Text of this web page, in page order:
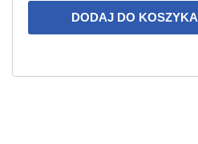
DODAJ DO KOSZYKA